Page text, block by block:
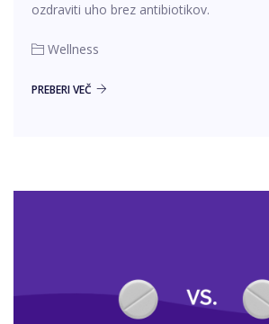
ozdraviti uho brez antibiotikov.
Wellness
PREBERI VEČ